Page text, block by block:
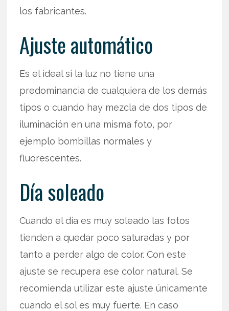
los fabricantes.
Ajuste automático
Es el ideal si la luz no tiene una
predominancia de cualquiera de los demás
tipos o cuando hay mezcla de dos tipos de
iluminación en una misma foto, por
ejemplo bombillas normales y
fluorescentes.
Día soleado
Cuando el día es muy soleado las fotos
tienden a quedar poco saturadas y por
tanto a perder algo de color. Con este
ajuste se recupera ese color natural. Se
recomienda utilizar este ajuste únicamente
cuando el sol es muy fuerte. En caso